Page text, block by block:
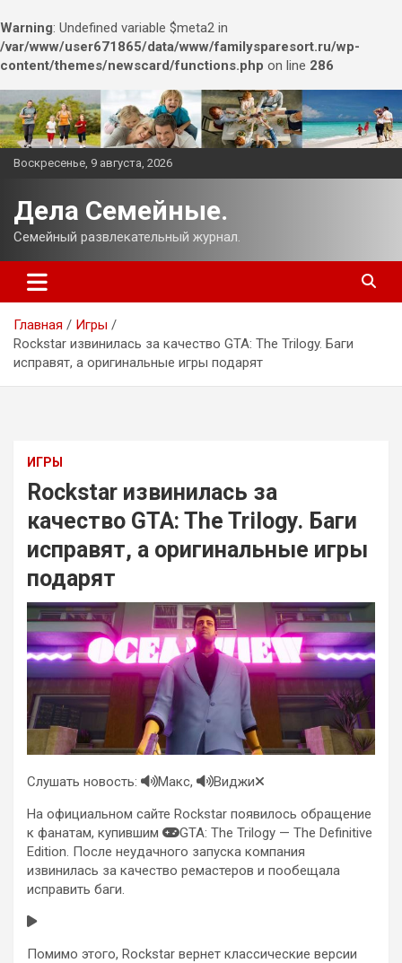
Warning: Undefined variable $meta2 in
/var/www/user671865/data/www/familysparesort.ru/wp-
content/themes/newscard/functions.php on line 286
Перейти
к
содержимому
Воскресенье, 9 августа, 2026
Дела Семейные.
Семейный развлекательный журнал.
Главная
Игры
Rockstar извинилась за качество GTA: The Trilogy. Баги
исправят, а оригинальные игры подарят
ИГРЫ
Rockstar извинилась за
качество GTA: The Trilogy. Баги
исправят, а оригинальные игры
подарят
Слушать новость: Макс,
Виджи
На официальном сайте Rockstar появилось обращение
к фанатам, купившим
GTA: The Trilogy — The Definitive
Edition. После неудачного запуска компания
извинилась за качество ремастеров и пообещала
исправить баги.
Помимо этого, Rockstar вернет классические версии